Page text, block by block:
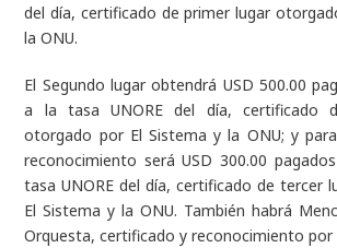
del día, certificado de primer lugar
la ONU.
El Segundo lugar obtendrá USD 500.00
a la tasa UNORE del día, certificado
otorgado por El Sistema y la ONU; y
reconocimiento será USD 300.00
tasa UNORE del día, certificado de tercer
El Sistema y la ONU. También habrá
Orquesta, certificado y reconocimiento por